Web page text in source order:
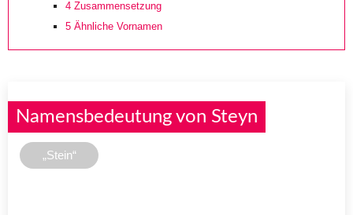
4 Zusammensetzung
5 Ähnliche Vornamen
Namensbedeutung von Steyn
„Stein“